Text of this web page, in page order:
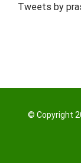
Tweets by
© Copyright